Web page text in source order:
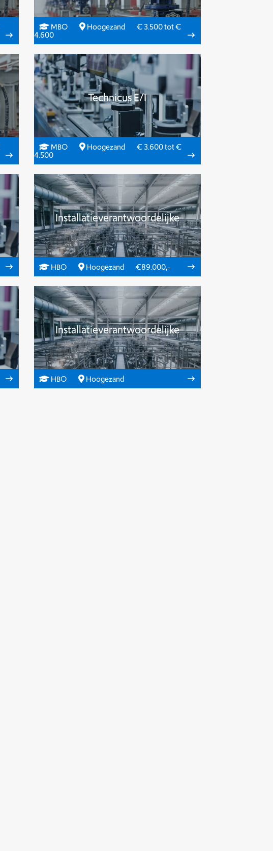
MBO Hoogezand € 3.500 tot €
4.600
Technicus E/I
MBO Hoogezand € 3.600 tot €
4.500
Installatieverantwoordelijke
HBO Hoogezand €89.000,-
Installatieverantwoordelijke
HBO Hoogezand